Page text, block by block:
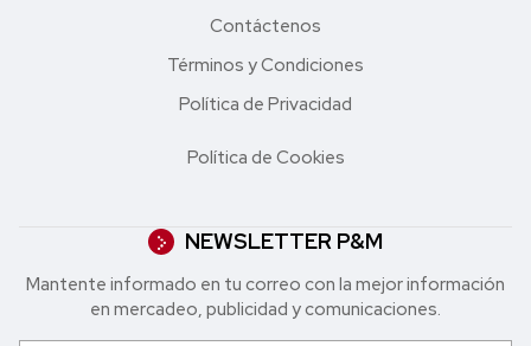
Contáctenos
Términos y Condiciones
Política de Privacidad
Política de Cookies
NEWSLETTER P&M
Mantente informado en tu correo con la mejor in formación
en mercadeo, publicidad y comunicaciones.